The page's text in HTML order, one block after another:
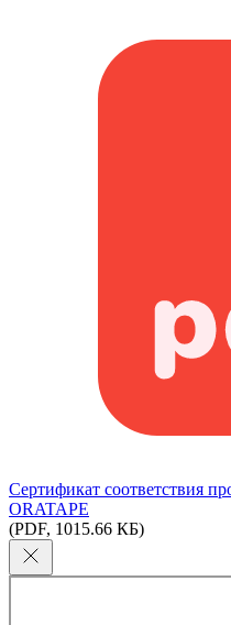
Сертификат соответствия
ORATAPE
(PDF, 1015.66 КБ)